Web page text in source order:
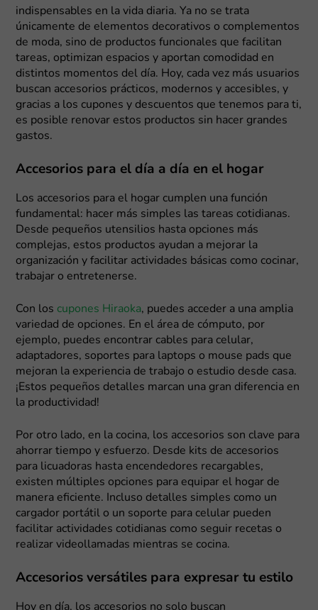
indispensables en la vida diaria. Ya no se trata
únicamente de elementos decorativos o complementos
de moda, sino de productos funcionales que facilitan
tareas, optimizan espacios y aportan comodidad en
distintos momentos del día. Hoy, cada vez más usuarios
buscan accesorios prácticos, modernos y accesibles, y
gracias a los cupones y descuentos que tenemos para ti,
es posible renovar estos productos sin hacer grandes
gastos.
Accesorios para el día a día en el hogar
Los accesorios para el hogar cumplen una función
fundamental: hacer más simples las tareas cotidianas.
Desde pequeños utensilios hasta opciones más
complejas, estos productos ayudan a mejorar la
organización y facilitar actividades básicas como cocinar,
trabajar o entretenerse.
Con los cupones Hiraoka, puedes acceder a una amplia
variedad de opciones. En el área de cómputo, por
ejemplo, puedes encontrar cables para celular,
adaptadores, soportes para laptops o mouse pads que
mejoran la experiencia de trabajo o estudio desde casa.
¡Estos pequeños detalles marcan una gran diferencia en
la productividad!
Por otro lado, en la cocina, los accesorios son clave para
ahorrar tiempo y esfuerzo. Desde kits de accesorios
para licuadoras hasta encendedores recargables,
existen múltiples opciones para equipar el hogar de
manera eficiente. Incluso detalles simples como un
cargador portátil o un soporte para celular pueden
facilitar actividades cotidianas como seguir recetas o
realizar videollamadas mientras se cocina.
Accesorios versátiles para expresar tu estilo
Hoy en día, los accesorios no solo buscan